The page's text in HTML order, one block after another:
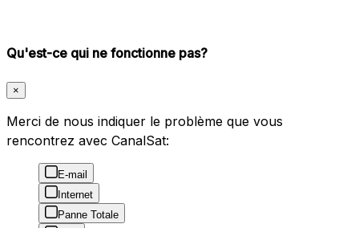
Qu'est-ce qui ne fonctionne pas?
×
Merci de nous indiquer le problème que vous
rencontrez avec CanalSat:
E-mail
Internet
Panne Totale